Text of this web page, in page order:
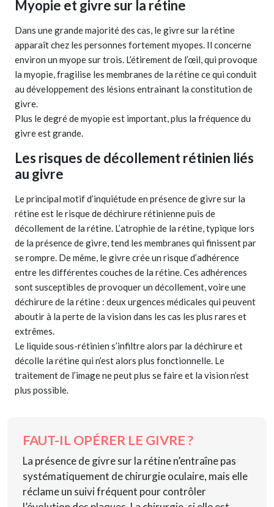
Myopie et givre sur la rétine
Dans une grande majorité des cas, le givre sur la rétine
apparaît chez les personnes fortement myopes. Il concerne
environ un myope sur trois. L’étirement de l’œil, qui provoque
la myopie, fragilise les membranes de la rétine ce qui conduit
au développement des lésions entrainant la constitution de
givre.
Plus le degré de myopie est important, plus la fréquence du
givre est grande.
Les risques de décollement rétinien liés
au givre
Le principal motif d’inquiétude en présence de givre sur la
rétine est le risque de déchirure rétinienne puis de
décollement de la rétine. L’atrophie de la rétine, typique lors
de la présence de givre, tend les membranes qui finissent par
se rompre. De même, le givre crée un risque d’adhérence
entre les différentes couches de la rétine. Ces adhérences
sont susceptibles de provoquer un décollement, voire une
déchirure de la rétine : deux urgences médicales qui peuvent
aboutir à la perte de la vision dans les cas les plus rares et
extrêmes.
Le liquide sous-rétinien s’infiltre alors par la déchirure et
décolle la rétine qui n’est alors plus fonctionnelle. Le
traitement de l’image ne peut plus se faire et la vision n’est
plus possible.
FAUT-IL OPÉRER LE GIVRE ?
La présence de givre sur la rétine n’entraîne pas
systématiquement de chirurgie oculaire, mais elle
réclame un suivi fréquent pour contrôler